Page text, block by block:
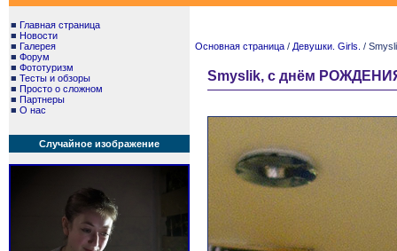
■ Главная страница
■ Новости
■ Галерея
■ Форум
■ Фототуризм
■ Тесты и обзоры
■ Просто о сложном
■ Партнеры
■ О нас
Случайное изображение
Основная страница / Девушки. Girls. /
Smyslik, с днём